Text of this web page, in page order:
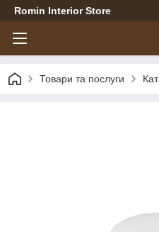
Romin Interior Store
Товари та послуги